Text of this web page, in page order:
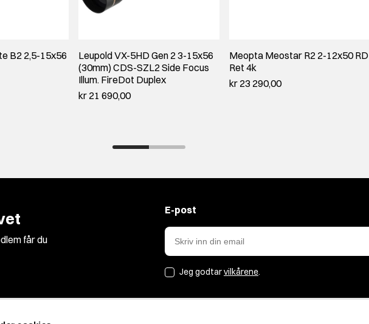
B2 2,5-15x56
Leupold VX-5HD Gen 2 3-15x56
(30mm) CDS-SZL2 Side Focus
Illum. FireDot Duplex
kr 21 690,00
Meopta Meostar R2 2-12x50 RD
Ret 4k
kr 23 290,00
får du
E-post
Jeg godtarvilkårene.